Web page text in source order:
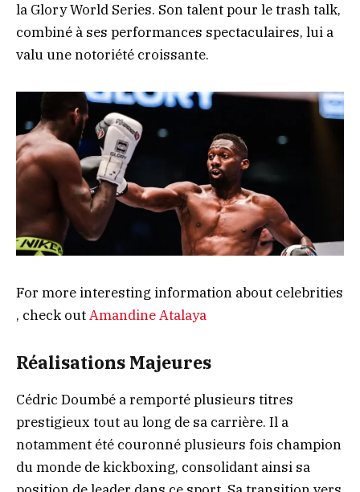
la Glory World Series. Son talent pour le trash talk,
combiné à ses performances spectaculaires, lui a
valu une notoriété croissante.
For more interesting information about celebrities
, check outAmandine Atalaya
Réalisations Majeures
Cédric Doumbé a remporté plusieurs titres
prestigieux tout au long de sa carrière. Il a
notamment été couronné plusieurs fois champion
du monde de kickboxing, consolidant ainsi sa